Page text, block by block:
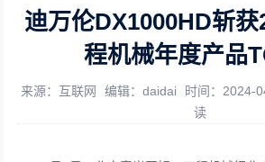
迪万伦DX1000HD斩
程机械年度产品
来源：互联网 编辑：daidai 时间：2024-
读